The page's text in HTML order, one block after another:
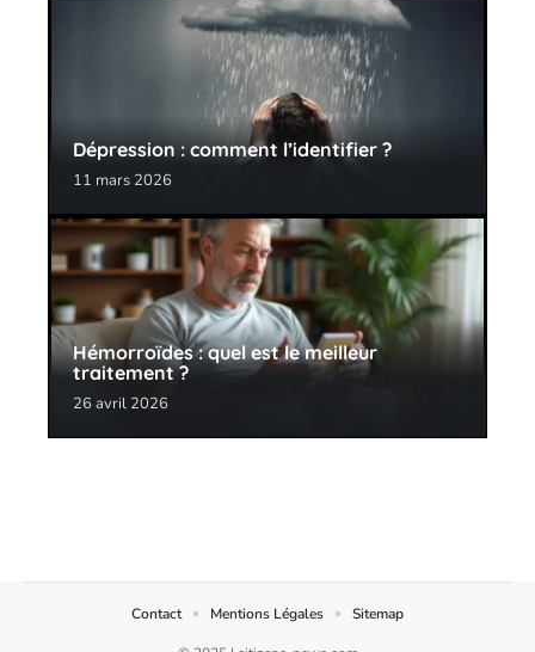
Dépression : comment l’identifier ?
11 mars 2026
Hémorroïdes : quel est le meilleur
traitement ?
26 avril 2026
Contact Mentions Légales Sitemap